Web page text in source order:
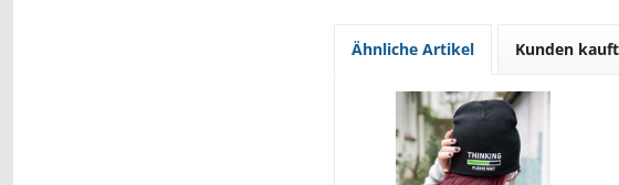
Ähnliche Artikel Kunden